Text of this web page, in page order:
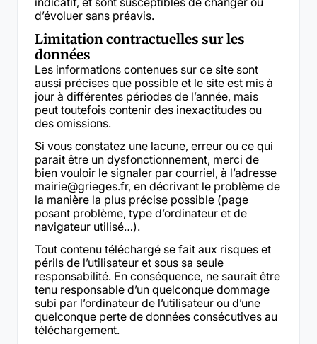
d’évoluer sans préavis.
Limitation contractuelles sur les
données
Les informations contenues sur ce site sont
aussi précises que possible et le site est mis à
jour à différentes périodes de l’année, mais
peut toutefois contenir des inexactitudes ou
des omissions.
Si vous constatez une lacune, erreur ou ce qui
parait être un dysfonctionnement, merci de
bien vouloir le signaler par courriel, à l’adresse
mairie@grieges.fr, en décrivant le problème de
la manière la plus précise possible (page
posant problème, type d’ordinateur et de
navigateur utilisé…).
Tout contenu téléchargé se fait aux risques et
périls de l’utilisateur et sous sa seule
responsabilité. En conséquence, ne saurait être
tenu responsable d’un quelconque dommage
subi par l’ordinateur de l’utilisateur ou d’une
quelconque perte de données consécutives au
téléchargement.